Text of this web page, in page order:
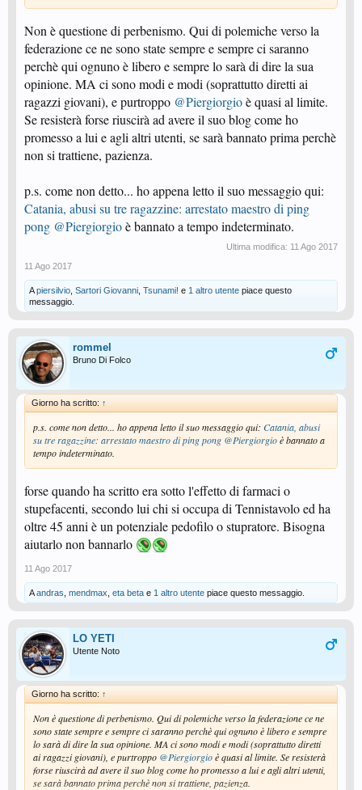
Non è questione di perbenismo. Qui di polemiche verso la
federazione ce ne sono state sempre e sempre ci saranno
perchè qui ognuno è libero e sempre lo sarà di dire la sua
opinione. MA ci sono modi e modi (soprattutto diretti ai
ragazzi giovani), e purtroppo @Piergiorgioè quasi al limite.
Se resisterà forse riuscirà ad avere il suo blog come ho
promesso a lui e agli altri utenti, se sarà bannato prima perchè
non si trattiene, pazienza.
p.s. come non detto... ho appena letto il suo messaggio qui:
Catania, abusi su tre ragazzine: arrestato maestro di ping
pong @Piergiorgioè bannato a tempo indeterminato.
Ultima modifica: 11 Ago 2017
11 Ago 2017
Apiersilvio Sartori Giovanni Tsunami! e 1 altro utente piace questo
messaggio.
rommel
Bruno Di Folco
Giorno ha scritto: ↑
p.s. come non detto... ho appena letto il suo messaggio qui: Catania, abusi
su tre ragazzine: arrestato maestro di ping pong @Piergiorgioè bannato a
tempo indeterminato.
forse quando ha scritto era sotto l'effetto di farmaci o
stupefacenti, secondo lui chi si occupa di Tennistavolo ed ha
oltre 45 anni è un potenziale pedofilo o stupratore. Bisogna
aiutarlo non bannarlo
11 Ago 2017
Aandras mendmax eta beta e 1 altro utente piace questo messaggio.
LO YETI
Utente Noto
Giorno ha scritto: ↑
Non è questione di perbenismo. Qui di polemiche verso la federazione ce ne
sono state sempre e sempre ci saranno perchè qui ognuno è libero e sempre
lo sarà di dire la sua opinione. MA ci sono modi e modi (soprattutto diretti
ai ragazzi giovani), e purtroppo @Piergiorgioè quasi al limite. Se resisterà
forse riuscirà ad avere il suo blog come ho promesso a lui e agli altri utenti,
se sarà bannato prima perchè non si trattiene, pazienza.